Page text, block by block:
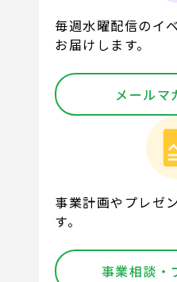
毎週水曜配信のイ
お届けします。
メールマ
事業計画やプレゼ
す。
事業相談・